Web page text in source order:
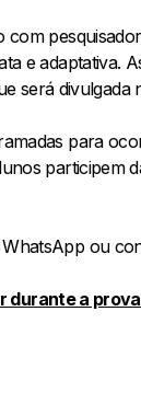
e adaptativa.
será divulgada
para
participem
ou
durante a